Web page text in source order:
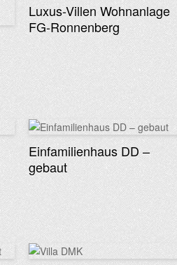
Luxus-Villen Wohnanlage
FG-Ronnenberg
Einfamilienhaus DD –
gebaut